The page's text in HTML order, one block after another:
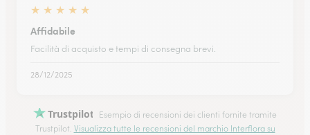
★ ★ ★ ★ ★
Affidabile
Facilità di acquisto e tempi di consegna brevi.
28/12/2025
Trustpilot
Esempio di recensioni dei clienti fornite tramite
Trustpilot. Visualizza tutte le recensioni del marchio Interflora su